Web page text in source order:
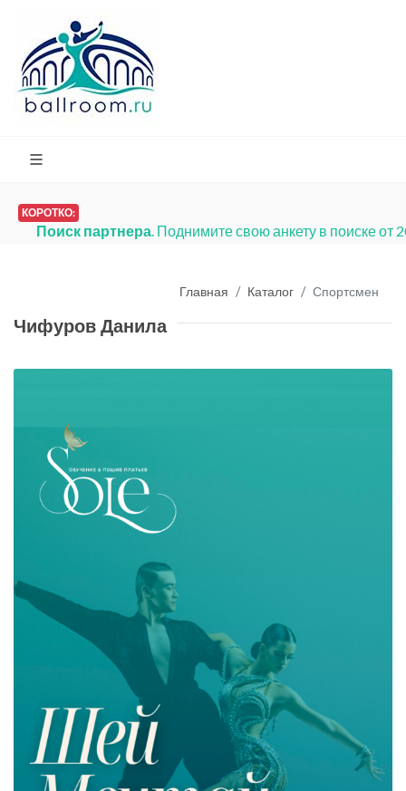
КОРОТКО:
Поиск партнера. Поднимите свою анкету в поиске от
Главная Каталог Спортсмен
Чифуров Данила